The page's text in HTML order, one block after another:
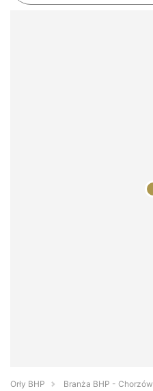
Orły BHP
Branża BHP - Chorzów